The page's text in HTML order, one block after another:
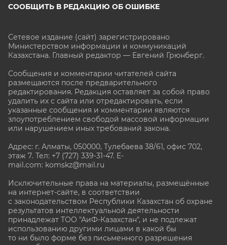
СООБЩИТЬ В РЕДАКЦИЮ ОБ ОШИБКЕ
Сетевое издание (сайт) зарегистрировано
Министерством информации и коммуникаций
Казахстана. Главный редактор — Евгений Грюнберг.
Сообщения и комментарии читателей сайта
размещаются после предварительного
редактирования. Редакция оставляет за собой право
удалить их с сайта или отредактировать, если
указанные сообщения и комментарии являются
злоупотреблением свободой массовой информации
или нарушением иных требований закона.
Адрес: г. Алматы, 050000, Тулебаева 38/61, офис 702,
этаж 7. Тел: +7 (727) 339-31-47. E-
mail.com: komskz@mail.ru
Исключительные права на материалы, размещённые
на интернет-сайте, в соответствии
с законодательством Республики Казахстан об охране
результатов интеллектуальной деятельности
принадлежат ТОО "АиФ-Казахстан", и не подлежат
использованию другими лицами в какой бы
то ни было форме без письменного разрешения